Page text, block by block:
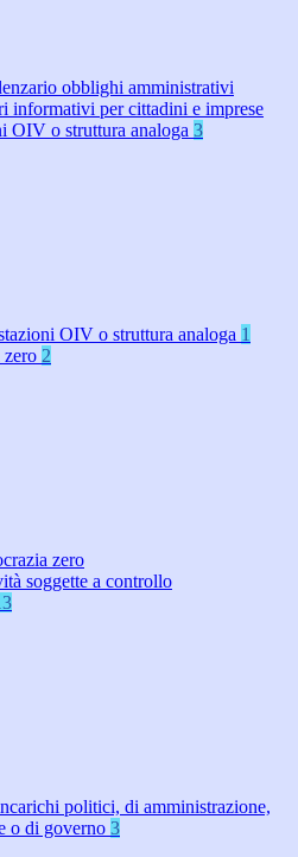
obblighi amministrativi
informativi per cittadini e imprese
OIV o struttura analoga 3
OIV o struttura analoga 1
zero 2
zero
soggette a controllo
politici, di amministrazione,
o di governo 3